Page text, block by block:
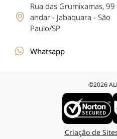
Rua das Grumixamas, 99
andar - Jabaquara - São
Paulo/SP
Whatsapp
©2026
Criação de